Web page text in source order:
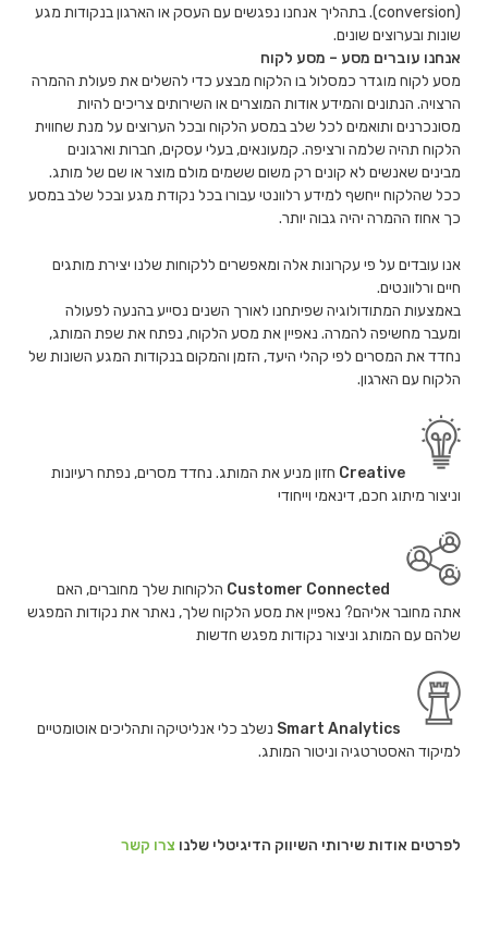
(conversion). בתהליך אנחנו נפגשים עם העסק או הארגון בנקודות מגע
שונות ובערוצים שונים.
אנחנו עוברים מסע – מסע לקוח
מסע לקוח מוגדר כמסלול בו הלקוח מבצע כדי להשלים את פעולת ההמרה
הרצויה. הנתונים והמידע אודות המוצרים או השירותים צריכים להיות
מסונכרנים ותואמים לכל שלב במסע הלקוח ובכל הערוצים על מנת שחווית
הלקוח תהיה שלמה ורציפה. קמעונאים, בעלי עסקים, חברות וארגונים
מבינים שאנשים לא קונים רק משום ששמים מולם מוצר או שם של מותג.
ככל שהלקוח ייחשף למידע רלוונטי עבורו בכל נקודת מגע ובכל שלב במסע
כך אחוז ההמרה יהיה גבוה יותר.
אנו עובדים על פי עקרונות אלה ומאפשרים ללקוחות שלנו יצירת מותגים
חיים ורלוונטים.
באמצעות המתודולוגיה שפיתחנו לאורך השנים נסייע בהנעה לפעולה
ומעבר מחשיפה להמרה. נאפיין את מסע הלקוח, נפתח את שפת המותג,
נחדד את המסרים לפי קהלי היעד, הזמן והמקום בנקודות המגע השונות של
הלקוח עם הארגון.
Creative חזון מניע את המותג. נחדד מסרים, נפתח רעיונות
וניצור מיתוג חכם, דינאמי וייחודי
Customer Connected הלקוחות שלך מחוברים, האם
אתה מחובר אליהם? נאפיין את מסע הלקוח שלך, נאתר את נקודות המפגש
שלהם עם המותג וניצור נקודות מפגש חדשות
Smart Analytics נשלב כלי אנליטיקה ותהליכים אוטומטיים
למיקוד האסטרטגיה וניטור המותג.
לפרטים אודות שירותי השיווק הדיגיטלי שלנו צרו קשר